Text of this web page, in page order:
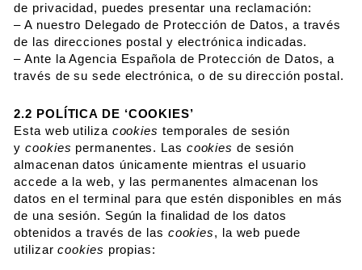
de privacidad, puedes presentar una reclamación:
– A nuestro Delegado de Protección de Datos, a través
de las direcciones postal y electrónica indicadas.
– Ante la Agencia Española de Protección de Datos, a
través de su sede electrónica, o de su dirección postal.
2.2 POLÍTICA DE ‘COOKIES’
Esta web utiliza cookies temporales de sesión
ycookies permanentes. Las cookies de sesión
almacenan datos únicamente mientras el usuario
accede a la web, y las permanentes almacenan los
datos en el terminal para que estén disponibles en más
de una sesión. Según la finalidad de los datos
obtenidos a través de las cookies, la web puede
utilizarcookies propias: